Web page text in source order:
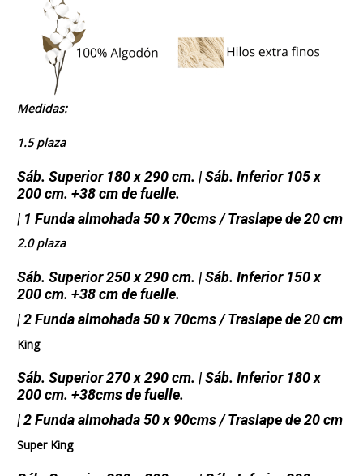
Medidas:
1.5 plaza
Sáb. Superior 180 x 290 cm. | Sáb. Inferior 105 x
200 cm. +38 cm de fuelle.
| 1 Funda almohada 50 x 70cms / Traslape de 20 cm
2.0 plaza
Sáb. Superior 250 x 290 cm. | Sáb. Inferior 150 x
200 cm. +38 cm de fuelle.
| 2 Funda almohada 50 x 70cms / Traslape de 20 cm
King
Sáb. Superior 270 x 290 cm. | Sáb. Inferior 180 x
200 cm. +38cms de fuelle.
| 2 Funda almohada 50 x 90cms / Traslape de 20 cm
Super King